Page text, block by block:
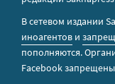
В сетевом издании
иноагентов и
пополняются.
Facebook